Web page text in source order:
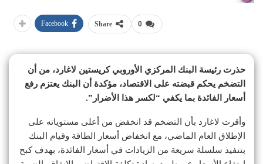
0
Share
Facebook
حذرت رئيسة البنك المركزي الأوروبي كريستين لاغارد، من أن
التضخم يحكم قبضته على الاقتصاد، مؤكدة أن البنك يعتزم رفع
أسعار الفائدة بما يكفي “لكسر هذا الأضرار”.
وأقرت لاغارد بأن التضخم قد انخفض من أعلى مستوياته على
الإطلاق العام الماضي، مع انخفاض أسعار الطاقة وقيام البنك
بتنفيذ سلسلة سريعة من الزيادات في أسعار الفائدة، بهدف كبح